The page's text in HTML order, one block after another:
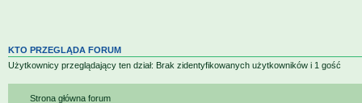
KTO PRZEGLĄDA FORUM
Użytkownicy przeglądający ten dział: Brak zidentyfikowanych użytkowników i 1 gość
Strona główna forum